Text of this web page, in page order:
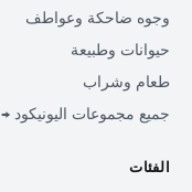
وجوه ضاحكة وعواطف
حيوانات وطبيعة
طعام وشراب
جميع مجموعات اليونيكود →
الفئات